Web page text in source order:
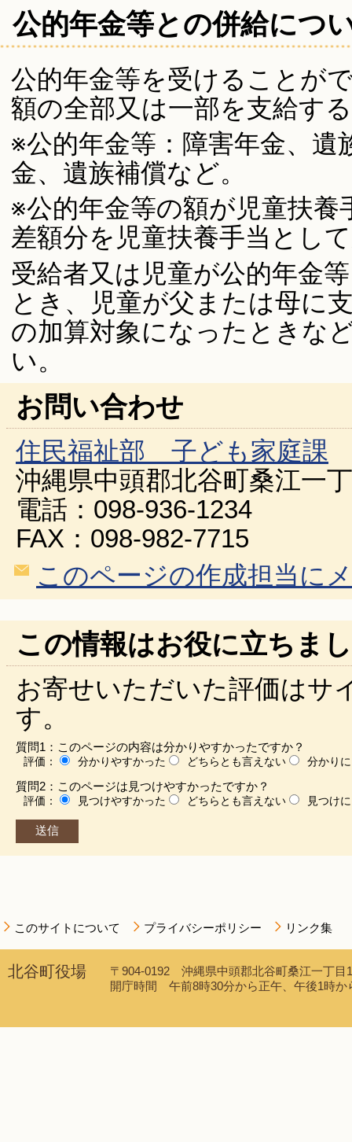
公的年金等との併給につ
公的年金等を受けることが
額の全部又は一部を支給す
※公的年金等：障害年金、遺
金、遺族補償など。
※公的年金等の額が児童扶
差額分を児童扶養手当とし
受給者又は児童が公的年金
とき、児童が父または母に
の加算対象になったときな
い。
お問い合わせ
住民福祉部 子ども家庭課
沖縄県中頭郡北谷町桑江一
電話：098-936-1234
FAX：098-982-7715
このページの作成担当に
この情報はお役に立ちま
お寄せいただいた評価はサ
す。
質問1：このページの内容は分かりやすかったですか？
評価： 分かりやすかった どちらとも言えない 分かり
質問2：このページは見つけやすかったですか？
評価： 見つけやすかった どちらとも言えない 見つけ
このサイトについて プライバシーポリシー リンク集
北谷町役場
〒904-0192 沖縄県中頭郡北谷町桑江一丁
開庁時間 午前8時30分から正午、午後1時か